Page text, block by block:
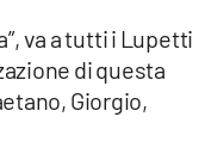
va a tutti i Lupetti
di questa
Giorgio,